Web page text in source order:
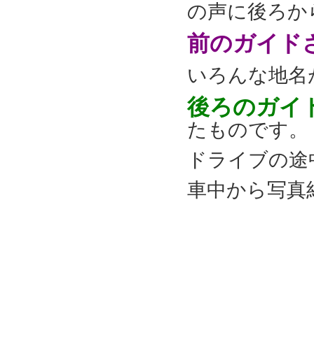
の声に後ろか
前のガイド
いろんな地
後ろのガイ
たものです。
ドライブの
車中から写真